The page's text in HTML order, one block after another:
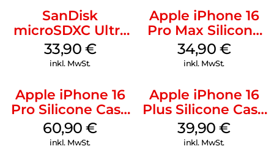
SanDisk
microSDXC Ultra
128 GB + Adapter
Mobile
33,90 €
inkl. MwSt.
Apple iPhone 16
Pro Max Silicone
Case MagSafe
Denim
34,90 €
inkl. MwSt.
Apple iPhone 16
Pro Silicone Case
MagSafe Stone
Gray
60,90€
inkl. MwSt.
Apple iPhone 16
Plus Silicone Case
MagSafe Plum
39,90€
inkl. MwSt.